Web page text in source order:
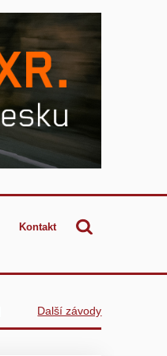
Kontakt
Další závody